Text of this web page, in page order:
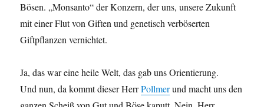
Bösen. „Monsanto“ der Konzern, der uns, unsere Zukunft
mit einer Flut von Giften und genetisch verböserten
Giftpflanzen vernichtet.
Ja, das war eine heile Welt, das gab uns Orientierung.
Und nun, da kommt dieser HerrPollmerund macht uns den